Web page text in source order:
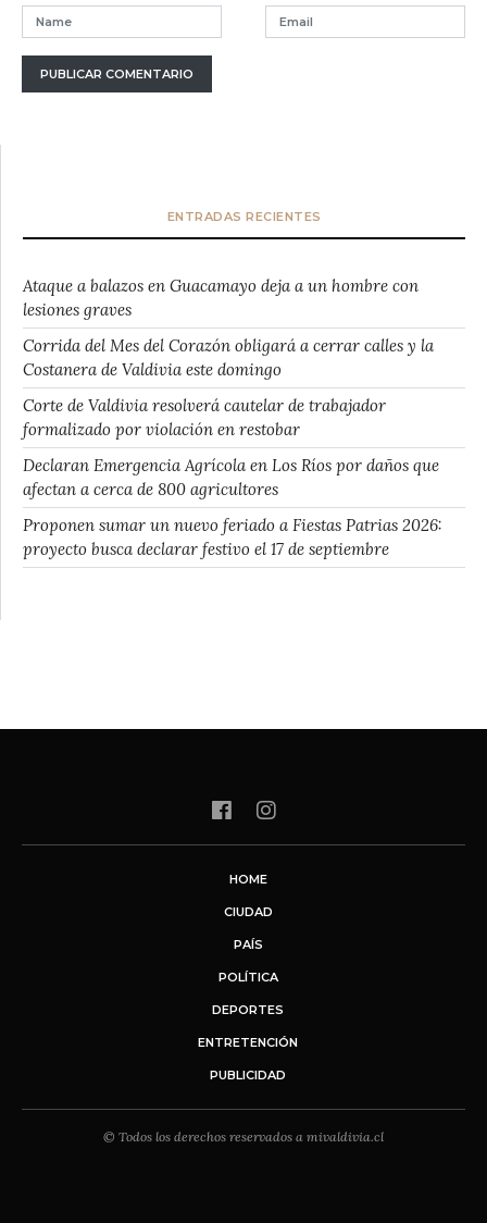
ENTRADAS RECIENTES
Ataque a balazos en Guacamayo deja a un hombre con
lesiones graves
Corrida del Mes del Corazón obligará a cerrar calles y la
Costanera de Valdivia este domingo
Corte de Valdivia resolverá cautelar de trabajador
formalizado por violación en restobar
Declaran Emergencia Agrícola en Los Ríos por daños que
afectan a cerca de 800 agricultores
Proponen sumar un nuevo feriado a Fiestas Patrias 2026:
proyecto busca declarar festivo el 17 de septiembre
HOME
CIUDAD
PAÍS
POLÍTICA
DEPORTES
ENTRETENCIÓN
PUBLICIDAD
© Todos los derechos reservados a mivaldivia.cl